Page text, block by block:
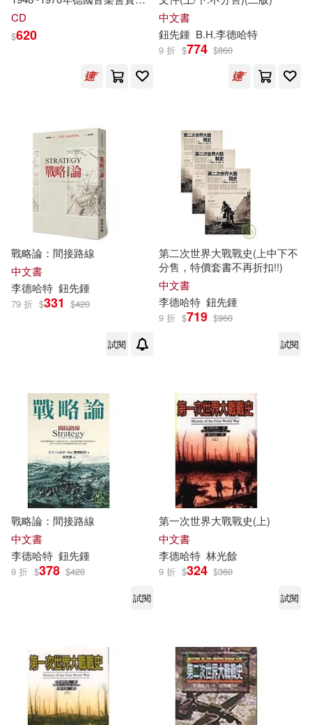
(2CD)(Hans Richter-Haaser /
1948~1970 (2CD))
CD
$620
中文書
鈕先鍾 B.H.李德哈特
9 折 $774 $860
戰略論：間接路線
中文書
李德哈特 鈕先鍾
79 折 $331 $420
試閱
第二次世界大戰戰史(上中下不
分售，特價套書不再折扣!!)
中文書
李德哈特 鈕先鍾
9 折 $719 $960
試閱
戰略論：間接路線
中文書
李德哈特 鈕先鍾
9 折 $378 $420
試閱
第一次世界大戰戰史(上)
中文書
李德哈特 林光餘
9 折 $324 $360
試閱